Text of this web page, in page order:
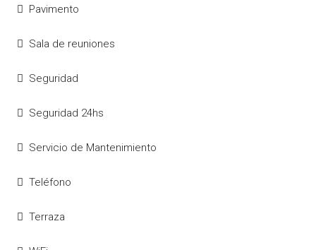
Pavimento
Sala de reuniones
Seguridad
Seguridad 24hs
Servicio de Mantenimiento
Teléfono
Terraza